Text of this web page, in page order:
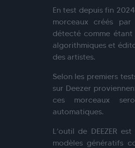
En test depuis fin
morceaux créés
détecté comme
algorithmiques et
des artistes.
Selon les premiers
sur Deezer
ces morceaux
automatiques.
L’outil de DEEZER
modèles génératifs